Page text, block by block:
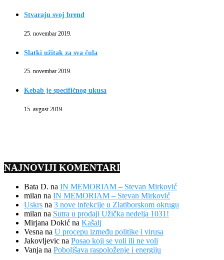
Stvaraju svoj brend
25. novembar 2019.
Slatki užitak za sva čula
25. novembar 2019.
Kebab je specifičnog ukusa
15. avgust 2019.
NAJNOVIJI KOMENTARI
Bata D. na IN MEMORIAM – Stevan Mirković
milan na IN MEMORIAM – Stevan Mirković
Uskrs na 3 nove infekcije u Zlatiborskom okrugu
milan na Sutra u prodaji Užička nedelja 1031!
Mirjana Dokić na Kašalj
Vesna na U procepu između politike i virusa
Jakovljevic na Posao koji se voli ili ne voli
Vanja na Poboljšava raspoloženje i energiju